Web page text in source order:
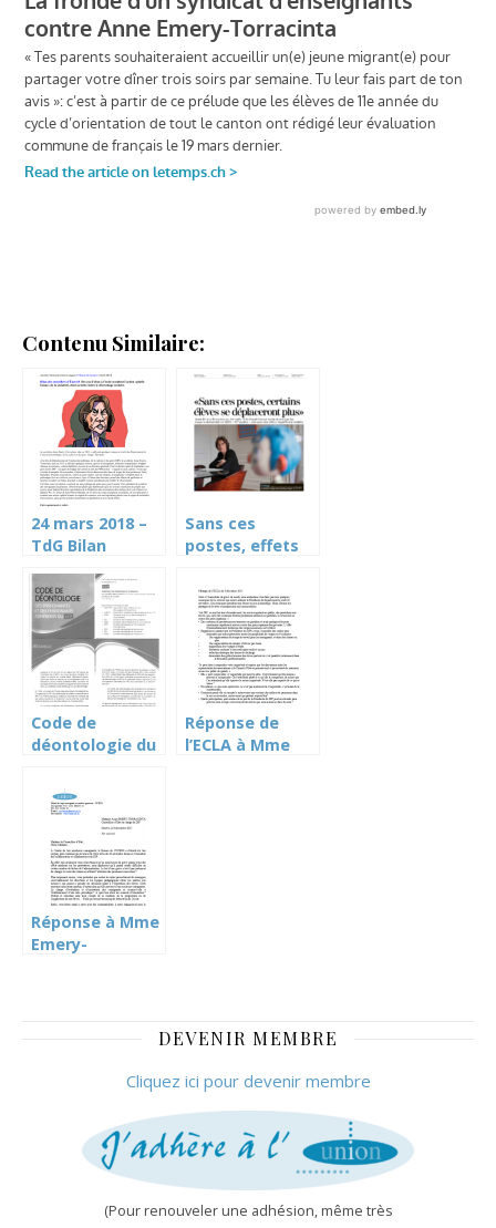
Contenu Similaire:
24 mars 2018 –
TdG Bilan
Torracinta
Sans ces
postes, effets
rentrée,
interview Anne
Emery-
Torracinta –
TdG du 28.11.19
Code de
déontologie du
Enseignants
Romands (SER)
Réponse de
l’ECLA à Mme
Réponse à Mme
Emery-
DEVENIR MEMBRE
Cliquez ici pour devenir membre
(Pour renouveler une adhésion, même très